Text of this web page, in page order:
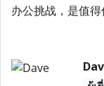
办公挑战，是值得